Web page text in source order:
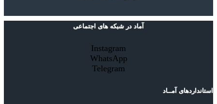
آماد در شبکه های اجتماعی
Instagram
WhatsApp
Telegram
استانداردهای آمــاد